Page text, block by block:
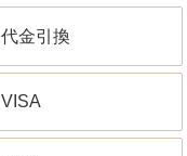
代金引換
VISA